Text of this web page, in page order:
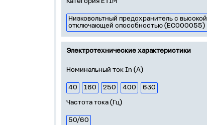
Низковольтный предохранитель с высокой
отключающей способностью (EC000055)
Электротехнические характеристики
Номинальный ток In (А)
40 160 250 400
630
Частота тока (Гц)
50/60